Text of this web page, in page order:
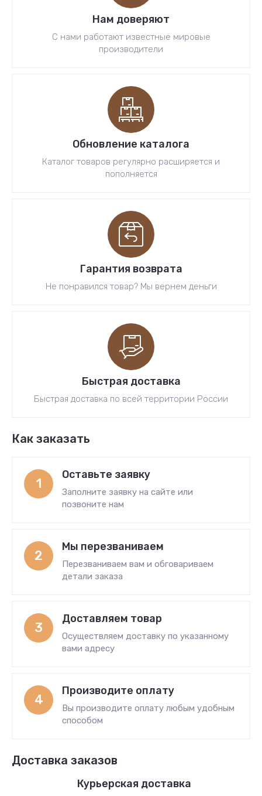
Нам доверяют
С нами работают известные мировые
производители
Обновление каталога
Каталог товаров регулярно расширяется и
пополняется
Гарантия возврата
Не понравился товар? Мы вернем деньги
Быстрая доставка
Быстрая доставка по всей территории России
Как заказать
1
Оставьте заявку
Заполните заявку на сайте или
позвоните нам
2
Мы перезваниваем
Перезваниваем вам и обговариваем
детали заказа
3
Доставляем товар
Осуществляем доставку по указанному
вами адресу
4
Производите оплату
Вы производите оплату любым удобным
способом
Доставка заказов
Курьерская доставка